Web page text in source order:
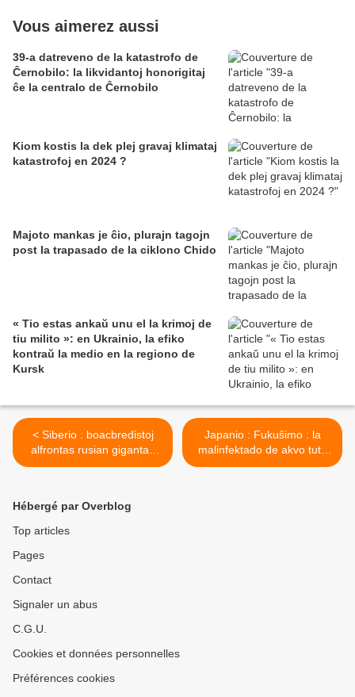
Vous aimerez aussi
39-a datreveno de la katastrofo de
Ĉernobilo: la likvidantoj honorigitaj
ĉe la centralo de Ĉernobilo
Kiom kostis la dek plej gravaj klimataj
katastrofoj en 2024 ?
Majoto mankas je ĉio, plurajn tagojn
post la trapasado de la ciklono Chido
« Tio estas ankaŭ unu el la krimoj de
tiu milito »: en Ukrainio, la efiko
kontraŭ la medio en la regiono de
Kursk
< Siberio : boacbredistoj
alfrontas rusian gigantan
petrolfirmaon
Japanio : Fukuŝimo : la
malinfektado de akvo tute
haltigita >
Hébergé par Overblog
Top articles
Pages
Contact
Signaler un abus
C.G.U.
Cookies et données personnelles
Préférences cookies